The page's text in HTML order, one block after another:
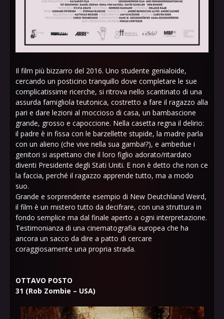
Il film più bizzarro del 2016. Uno studente genialoide,
cercando un posticino tranquillo dove completare le sue
complicatissime ricerche, si ritrova nello scantinato di una
assurda famigliola teutonica, costretto a fare il ragazzo alla
pari e dare lezioni al moccioso di casa, un bambascione
grande, grosso e capoccione. Nella casetta regna il delirio:
il padre è in fissa con le barzellette stupide, la madre parla
con un alieno (che vive nella sua gamba!?), e ambedue i
genitori si aspettano che il loro figlio adorato/ritardato
diventi Presidente degli Stati Uniti. E non è detto che non ce
la faccia, perché il ragazzo apprende tutto, ma a modo
suo.
Grande e sorprendente esempio di New Deutchland Weird,
il film è un mistero tutto da decifrare, con una struttura in
fondo semplice ma dal finale aperto a ogni interpretazione.
Testimonianza di una cinematografia europea che ha
ancora un sacco da dire a patto di cercare
coraggiosamente una propria strada.
OTTAVO POSTO
31 (Rob Zombie – USA)